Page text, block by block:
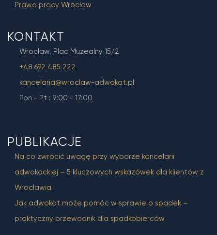
Prawo pracy Wrocław
KONTAKT
Wrocław, Plac Muzealny 15/2
+48 692 485 222
kancelaria@wroclaw-adwokat.pl
Pon - Pt : 9:00 - 17:00
PUBLIKACJE
Na co zwrócić uwagę przy wyborze kancelarii
adwokackiej – 5 kluczowych wskazówek dla klientów z
Wrocławia
Jak adwokat może pomóc w sprawie o spadek –
praktyczny przewodnik dla spadkobierców